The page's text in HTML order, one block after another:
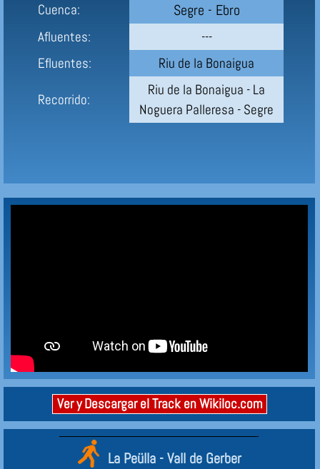
Cuenca: Segre - Ebro
Afluentes:
---
Efluentes:
Riu de la Bonaigua
Recorrido:
Riu de la Bonaigua - La
Noguera Palleresa - Segre
Ver y Descargar el Track en Wikiloc.com
La Peülla - Vall de Gerber